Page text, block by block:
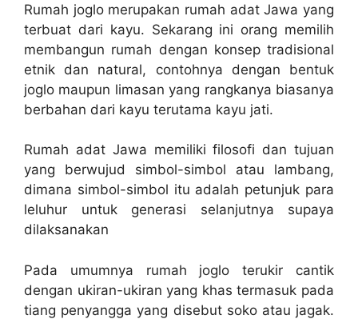
Rumah joglo merupakan rumah adat Jawa yang
terbuat dari kayu. Sekarang ini orang memilih
membangun rumah dengan konsep tradisional
etnik dan natural, contohnya dengan bentuk
joglo maupun limasan yang rangkanya biasanya
berbahan dari kayu terutama kayu jati.
Rumah adat Jawa memiliki filosofi dan tujuan
yang berwujud simbol-simbol atau lambang,
dimana simbol-simbol itu adalah petunjuk para
leluhur untuk generasi selanjutnya supaya
dilaksanakan
Pada umumnya rumah joglo terukir cantik
dengan ukiran-ukiran yang khas termasuk pada
tiang penyangga yang disebut soko atau jagak.